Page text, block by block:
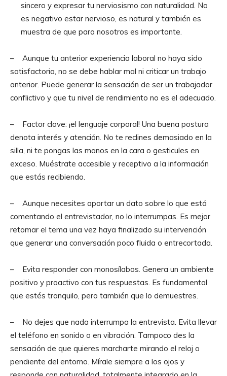
sincero y expresar tu nerviosismo con naturalidad. No
es negativo estar nervioso, es natural y también es
muestra de que para nosotros es importante.
– Aunque tu anterior experiencia laboral no haya sido
satisfactoria, no se debe hablar mal ni criticar un trabajo
anterior. Puede generar la sensación de ser un trabajador
conflictivo y que tu nivel de rendimiento no es el adecuado.
– Factor clave: ¡el lenguaje corporal! Una buena postura
denota interés y atención. No te reclines demasiado en la
silla, ni te pongas las manos en la cara o gesticules en
exceso. Muéstrate accesible y receptivo a la información
que estás recibiendo.
– Aunque necesites aportar un dato sobre lo que está
comentando el entrevistador, no lo interrumpas. Es mejor
retomar el tema una vez haya finalizado su intervención
que generar una conversación poco fluida o entrecortada.
– Evita responder con monosílabos. Genera un ambiente
positivo y proactivo con tus respuestas. Es fundamental
que estés tranquilo, pero también que lo demuestres.
– No dejes que nada interrumpa la entrevista. Evita llevar
el teléfono en sonido o en vibración. Tampoco des la
sensación de que quieres marcharte mirando el reloj o
pendiente del entorno. Mírale siempre a los ojos y